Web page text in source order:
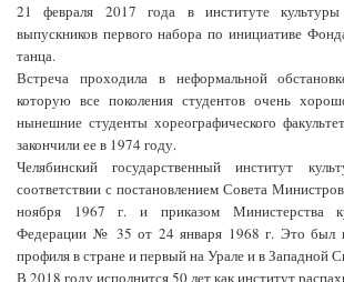
21 февраля 2017 года в институте культуры
выпускников первого набора по инициативе
танца.
Встреча проходила в неформальной
которую все поколения студентов очень
нынешние студенты хореографического
закончили ее в 1974 году.
Челябинский государственный институт
соответствии с постановлением Совета
ноября 1967 г. и приказом Министерства
Федерации № 35 от 24 января 1968 г. Это был
профиля в стране и первый на Урале и в Западной
В 2018 году исполнится 50 лет как институт